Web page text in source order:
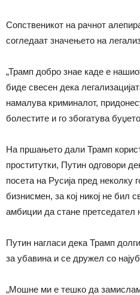
Сопственикот на рачнот
согледаат значењето на
„Трамп добро знае каде е
биде свесен дека
намалува криминалот,
болестите и го збогатува
На пршањето дали Трамп
проститутки, Путин одговори
посета на Русија пред неколку
бизнисмен, за кој никој не бил
амбиции да стане претседател
Путин нагласи дека Трамп
за убавина и се дружел со
„Мошне ми е тешко да замислам